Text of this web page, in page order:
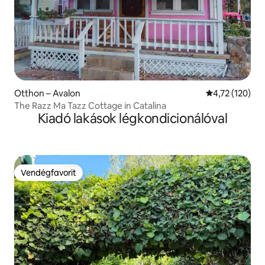
Otthon – Avalon Átlagos
4,72 (120)
The Razz Ma Tazz Cottage in Catalina
Kiadó lakások légkondicionálóval
Vendégfavorit
Vendégfavorit